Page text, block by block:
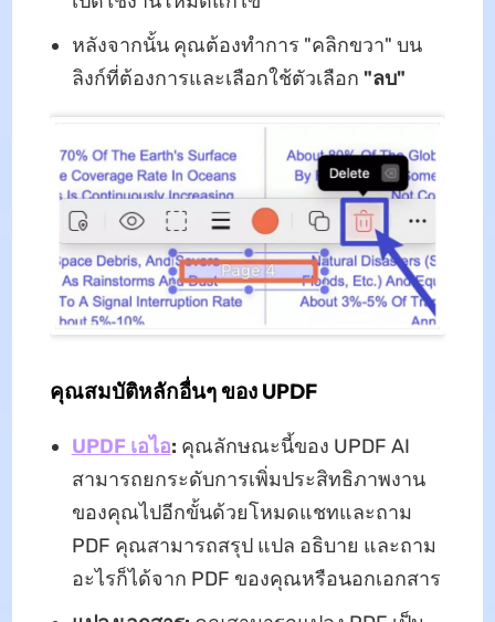
หลังจากนั้น คุณต้องทําการ "คลิกขวา" บน
ลิงก์ที่ต้องการและเลือกใช้ตัวเลือก "ลบ"
คุณสมบัติหลักอื่นๆ ของ UPDF
UPDF เอไอ: คุณลักษณะนี้ของ UPDF AI
สามารถยกระดับการเพิ่มประสิทธิภาพงาน
ของคุณไปอีกขั้นด้วยโหมดแชทและถาม
PDF คุณสามารถสรุป แปล อธิบาย และถาม
อะไรก็ได้จาก PDF ของคุณหรือนอกเอกสาร